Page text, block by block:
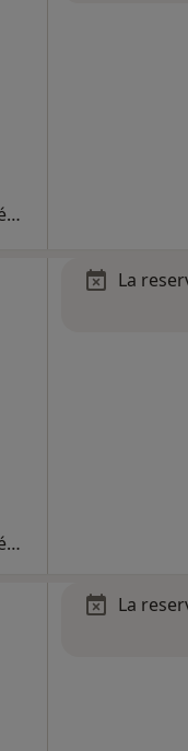
Primera visita Traumatología y Cirugía Ortopédica
Primera visita Traumatología y Cirugía Ortopédica
La
La